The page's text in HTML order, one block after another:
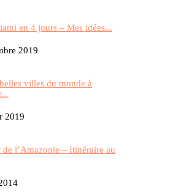
en 4 jours – Mes idées...
2019
villes du monde à
2019
de l’Amazonie – Itinéraire au